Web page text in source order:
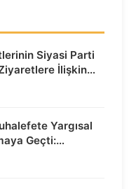
Siyasi Parti
Ziyaretlere İlişkin
Yargısal
Geçti: